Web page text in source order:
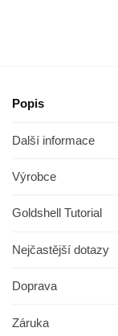
Popis
Další informace
Výrobce
Goldshell Tutorial
Nejčastější dotazy
Doprava
Záruka